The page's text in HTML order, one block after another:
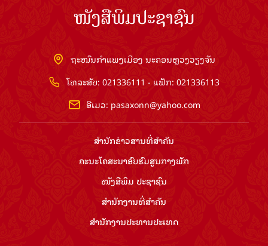
ໜັງສືພິມປະຊາຊົນ
ຖະໜົນກຳແພງເມືອງ ນະຄອນຫຼວງວຽງຈັນ
ໂທລະສັບ: 021336111 - ແຟັກ: 021336113
ອີເມວ: pasaxonn@yahoo.com
ສຳ​ນັກ​ຂ່າວ​ສານ​ທີ່​ສຳ​ຄັນ​
ຄະນະໂຄສະນາອົບຮົມ​ສູນ​ກາງ​ພັກ
ໜັງສືພິມ ປະ​ຊາ​ຊົນ
ສຳ​ນັກ​ງານ​ທີ່​ສຳ​ຄັນ
ສຳ​ນັກ​ງານ​ປະ​ທານ​ປະ​ເທດ